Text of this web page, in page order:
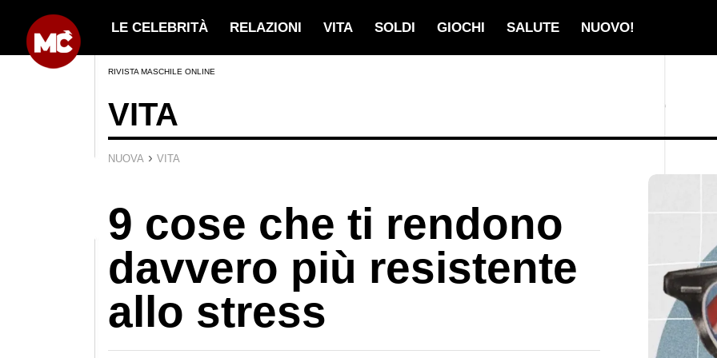
LE CELEBRITÀ RELAZIONI VITA SOLDI GIOCHI SALUTE NUOVO!
RIVISTA MASCHILE ONLINE
VITA
NUOVA › VITA
9 cose che ti rendono
davvero più resistente
allo stress